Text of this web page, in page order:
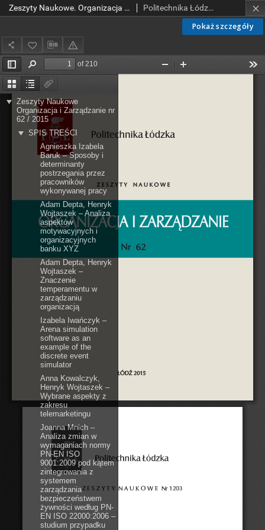
Pokaż szczegóły
Zeszyty Naukowe. Organizacja i Zarządzanie z. 62 (2015) Politechnika Łódzka. Wydział Organizacji i Zarządzania.